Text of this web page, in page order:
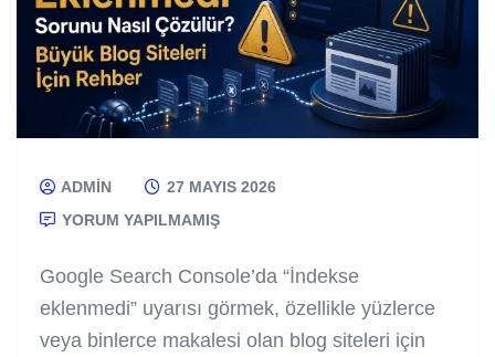
ADMIN
27 MAYIS 2026
YORUM YAPILMAMIŞ
Google Search Console’da “İndekse
eklenmedi” uyarısı görmek, özellikle yüzlerce
veya binlerce makalesi olan blog siteleri için